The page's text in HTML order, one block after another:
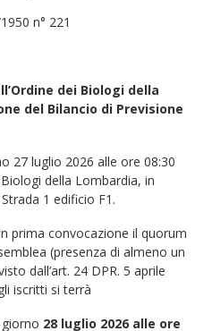
n° 221
dei Biologi della
del Bilancio di Previsione
27 luglio 2026 alle ore 08:30
della Lombardia, in
1 edificio F1.
prima convocazione il quorum
(presenza di almeno un
dall’art. 24 DPR. 5 aprile
iscritti si terrà
28 luglio 2026 alle ore